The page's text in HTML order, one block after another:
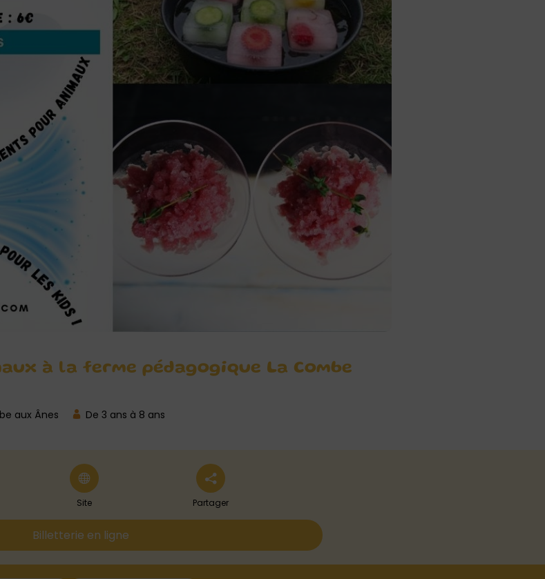
à la ferme pédagogique La Combe
aux Ânes De 3 ans à 8 ans
Site Partager
Billetterie en ligne